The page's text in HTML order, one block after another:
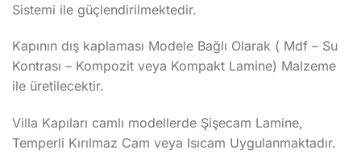
Sistemi ile güçlendirilmektedir.
Kapının dış kaplaması Modele Bağlı Olarak ( Mdf – Su
Kontrası – Kompozit veya Kompakt Lamine) Malzeme
ile üretilecektir.
Villa Kapıları camlı modellerde Şişecam Lamine,
Temperli Kırılmaz Cam veya Isıcam Uygulanmaktadır.